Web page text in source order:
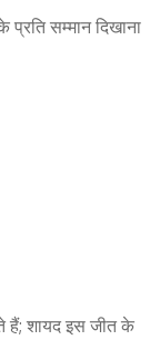
सम्मान दिखाना
हैं; शायद इस जीत के